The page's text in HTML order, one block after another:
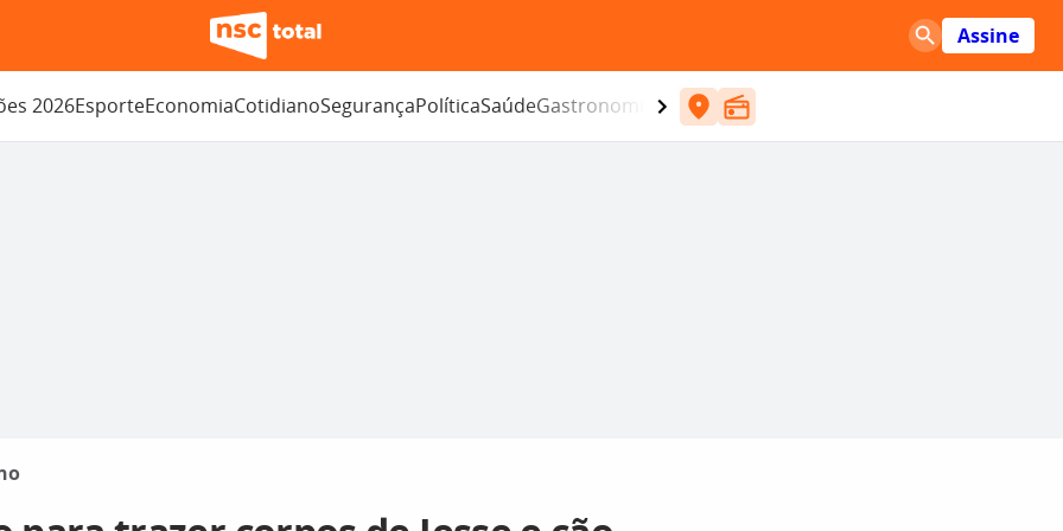
Assine
2026EsporteEconomiaCotidianoSegurançaPolíticaSaúdeGastronomia Entretenimento